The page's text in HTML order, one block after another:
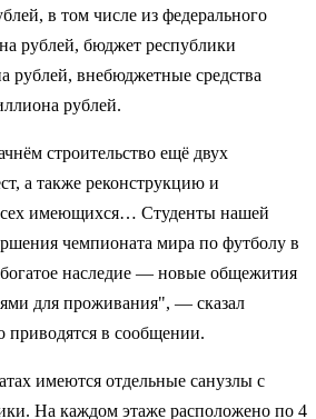
в том числе из федерального
рублей, бюджет республики
рублей, внебюджетные средства
рублей.
строительство ещё двух
а также реконструкцию и
имеющихся… Студенты нашей
чемпионата мира по футболу в
богатое наследие — новые общежития
для проживания", — сказал
приводятся в сообщении.
имеются отдельные санузлы с
На каждом этаже расположено по 4